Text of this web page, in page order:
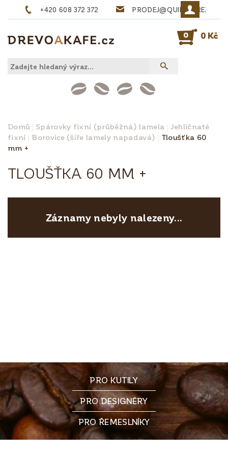
+420 608 372 372 PRODEJ@QUINTA-
0 0 Kč
Domů Spárovky fixní (průběžná) lamela
Jehličnaté
fixní
Borovice (šíře lamely napadavá)
Tloušťka 60
mm +
TLOUŠŤKA 60 MM +
Záznamy nebyly nalezeny...
PRO KUTILY
PRO DESIGNÉRY
PRO ŘEMESLNÍKY